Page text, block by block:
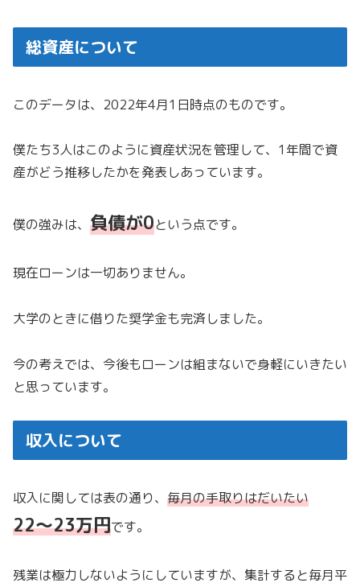
総資産について
このデータは、2022年4月1日時点のものです。
僕たち3人はこのように資産状況を管理して、1年間で資
産がどう推移したかを発表しあっています。
僕の強みは、 負債が0という点です。
現在ローンは一切ありません。
大学のときに借りた奨学金も完済しました。
今の考えでは、今後もローンは組まないで身軽にいきたい
と思っています。
収入について
収入に関しては表の通り、 毎月の手取りはだいたい
22〜23万円です。
残業は極力しないようにしていますが、集計すると毎月平